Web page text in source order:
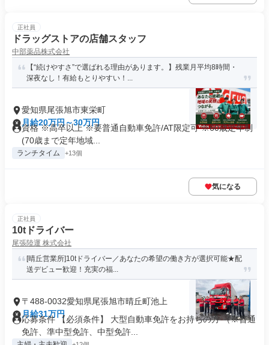
正社員
ドラッグストアの店舗スタッフ
中部薬品株式会社
【“続けやすさ”で選ばれる理由があります。】残業月平均8時間・
深夜なし！有給もとりやすい！...
愛知県尾張旭市東栄町
月給20万円～30万円
資格 ※高卒以上 ※要普通自動車免許/AT限定可 ※60歳定年制
(70歳まで定年地域...
ランチタイム +13個
気になる
正社員
10tドライバー
尾張陸運 株式会社
[晴丘営業所]10tドライバー／あなたの希望の働き方が選択可能★配
送デビュー歓迎！充実の福...
〒488-0032愛知県尾張旭市晴丘町池上
月給31万円
応募条件 【必須条件】 大型自動車免許をお持ちの方 （※普通
免許、準中型免許、中型免許...